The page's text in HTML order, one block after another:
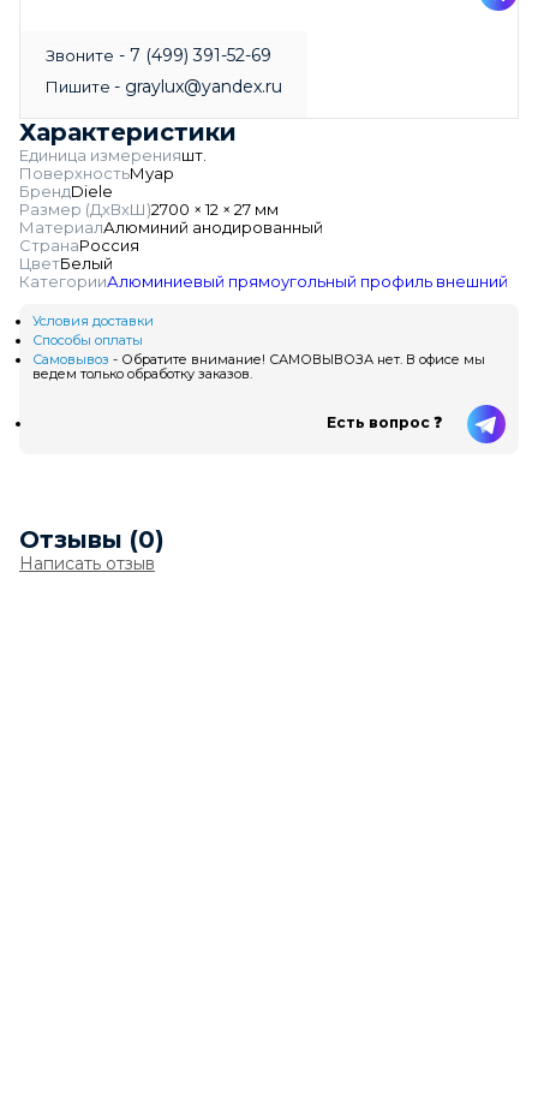
Звоните - 7 (499) 391-52-69
Пишите - graylux@yandex.ru
Характеристики
Единица измеренияшт.
ПоверхностьМуар
БрендDiele
Размер (ДхВхШ)2700 × 12 × 27 мм
МатериалАлюминий анодированный
СтранаРоссия
ЦветБелый
КатегорииАлюминиевый прямоугольный профиль внешний
Условия доставки
Способы оплаты
Самовывоз - Обратите внимание! САМОВЫВОЗА нет. В офисе мы
ведем только обработку заказов.
Есть вопрос ❓
Отзывы (0)
Написать отзыв